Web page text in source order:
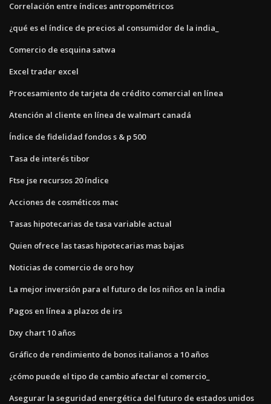
Correlación entre índices antropométricos
¿qué es el índice de precios al consumidor de la india_
Comercio de esquina satwa
Excel trader excel
Procesamiento de tarjeta de crédito comercial en línea
Atención al cliente en línea de walmart canadá
Índice de fidelidad fondos s & p 500
Tasa de interés tibor
Ftse jse recursos 20 índice
Acciones de cosméticos mac
Tasas hipotecarias de tasa variable actual
Quien ofrece las tasas hipotecarias mas bajas
Noticias de comercio de oro hoy
La mejor inversión para el futuro de los niños en la india
Pagos en línea a plazos de irs
Dxy chart 10 años
Gráfico de rendimiento de bonos italianos a 10 años
¿cómo puede el tipo de cambio afectar el comercio_
Asegurar la seguridad energética del futuro de estados unidos